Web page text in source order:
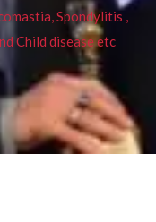
Spondylitis ,
Child disease etc